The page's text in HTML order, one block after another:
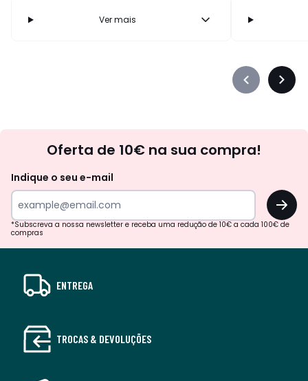
Ver mais
Précédent
Oferta de 10€ na sua compra!
Indique o seu e-mail
OK
*Subscreva a nossa newsletter e receba uma redução de 10€ a cada 100€ de
compras
ENTREGA
TROCAS & DEVOLUÇÕES